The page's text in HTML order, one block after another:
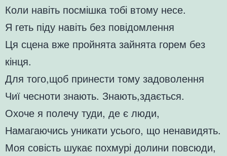
Коли навіть посмішка тобі втому несе.
Я геть піду навіть без повідомлення
Ця сцена вже пройнята зайнята горем без
кінця.
Для того,щоб принести тому задоволення
Чиї чесноти знають. Знають,здається.
Охоче я полечу туди, де є люди,
Намагаючись уникати усього, що ненавидять.
Моя совість шукає похмурі долини повсюди,